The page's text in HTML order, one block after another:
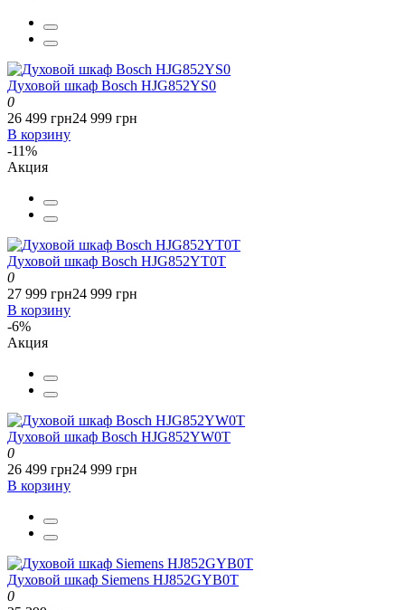
Духовой шкаф Bosch HJG852YS0
0
26 499 грн24 999 грн
В корзину
-11%
Акция
Духовой шкаф Bosch HJG852YT0T
0
27 999 грн24 999 грн
В корзину
-6%
Акция
Духовой шкаф Bosch HJG852YW0T
0
26 499 грн24 999 грн
В корзину
Духовой шкаф Siemens HJ852GYB0T
0